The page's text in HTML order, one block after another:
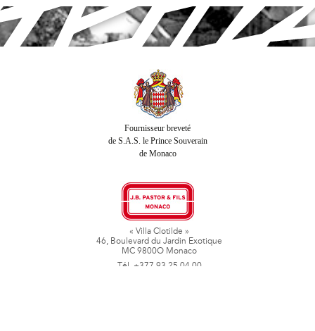
Fournisseur breveté
de S.A.S. le Prince Souverain
de Monaco
« Villa Clotilde »
46, Boulevard du Jardin Exotique
MC 9800O Monaco
Tél. +377 93 25 04 00